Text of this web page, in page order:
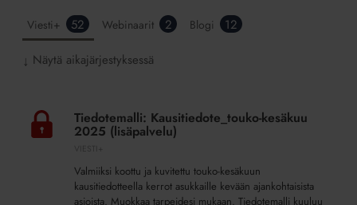
Viesti+ 52 Webinaarit 2 Blogi 12
↓ Näytä aikajärjestyksessä
Kausitiedote_touko-
kesäkuu
Tiedotemalli: Kausitiedote_touko-kesäkuu
2025 (lisäpalvelu)
Valmiiksi koottu ja kuvitettu touko-kesäkuun
kausitiedotteella kerrot asukkaille kevään ajankohtaisista
asioista. Muokkaa tarpeidesi mukaan. Tiedotemalli kuuluu